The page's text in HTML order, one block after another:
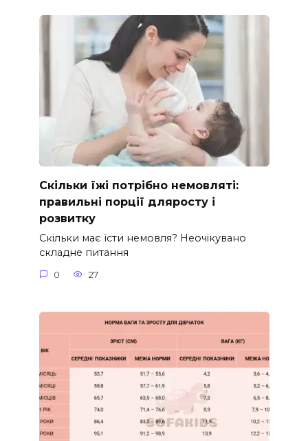
Скільки їжі потрібно немовляті:
правильні порції дляросту і
розвитку
Скільки має їсти немовля? Неочікувано
складне питання
0 27